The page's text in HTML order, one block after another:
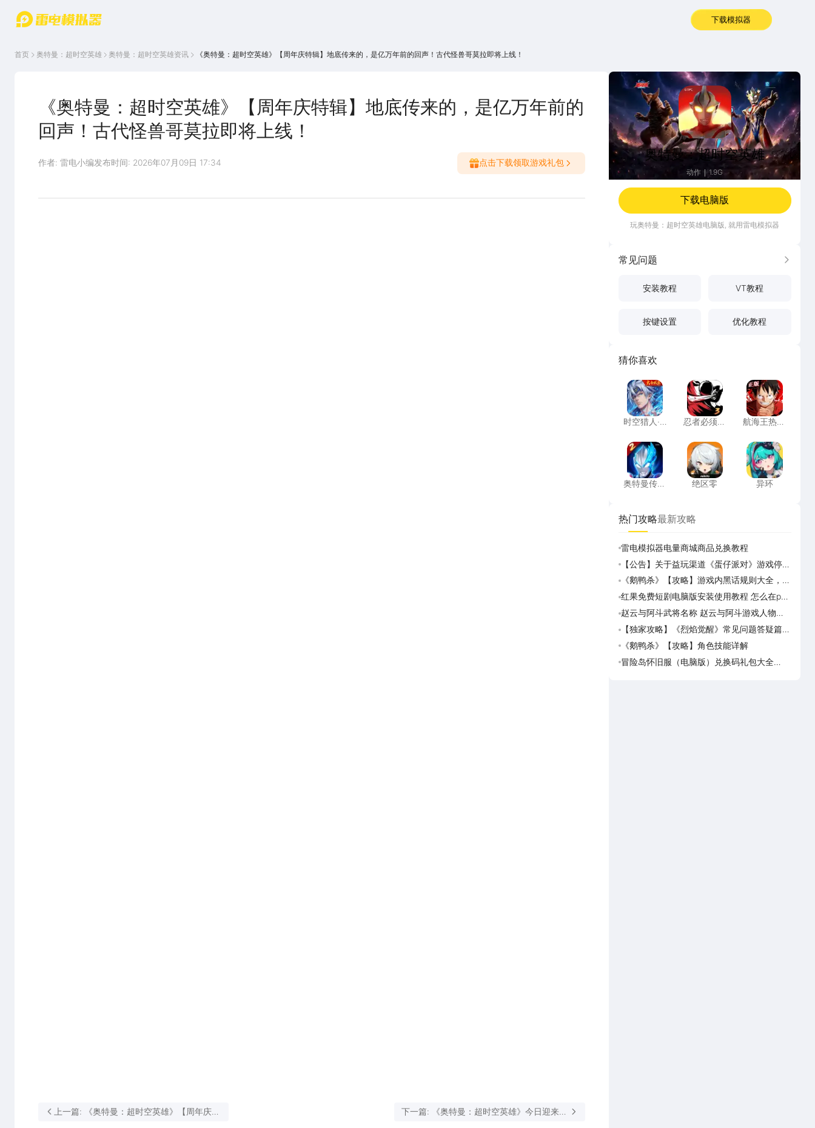
首页
游戏中
心
雷电圈
坛
WIKI
下载模拟器
首页 奥特曼：超时空英雄 奥特曼：超时空英雄资讯 《奥特曼：超时空英雄》【周年庆特辑】地底传来的，是亿万年前的回声！古代怪兽哥莫拉即将上线！
《奥特曼：超时空英雄》【周年庆特辑】地底传来的，是亿万年前的
回声！古代怪兽哥莫拉即将上线！
作者: 雷电小编发布时间: 2026年07月09日 17:34 点击下载领取游戏礼包
上一篇: 《奥特曼：超时空英雄》【周年庆特
下一篇: 《奥特曼：超时空英雄》今日迎来更
奥特曼：超时空英雄
奥特曼：超时空英雄
动作 1.9G
下载电脑版
玩奥特曼：超时空英雄电脑版, 就用雷电模拟器
常见问题 更多
安装教程 VT教程
按键设置 优化教程
猜你喜欢
时空猎人·觉醒
时空猎人·
忍者必须死3
忍者必须死
航海王热血
航海王热血
奥特曼传奇英雄2
奥特曼传奇
绝区零
绝区零
异环
异环
热门攻略最新攻略
雷电模拟器电量商城商品兑换教程
【公告】关于益玩渠道《蛋仔派对》游戏停运
转移通知
《鹅鸭杀》【攻略】游戏内黑话规则大全，萌
新速看
红果免费短剧电脑版安装使用教程 怎么在pc
端看红果免费短剧
赵云与阿斗武将名称 赵云与阿斗游戏人物名
字大全
【独家攻略】《烈焰觉醒》常见问题答疑篇第
一期
《鹅鸭杀》【攻略】角色技能详解
冒险岛怀旧服（电脑版）兑换码礼包大全